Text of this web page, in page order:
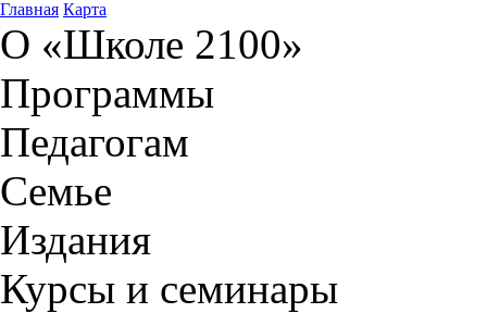
Главная Карта
О «Школе 2100»
Программы
Педагогам
Семье
Издания
Курсы и семинары